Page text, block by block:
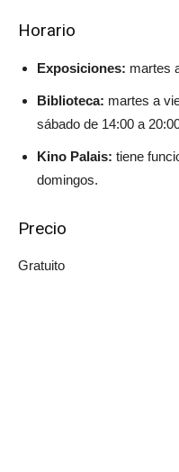
Horario
Exposiciones: martes
Biblioteca: martes a
sábado de 14:00 a
Kino Palais: tiene
domingos.
Precio
Gratuito